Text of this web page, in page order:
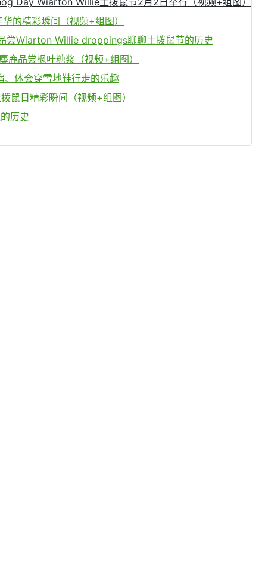
的精彩瞬间（视频+组图）
Wiarton Willie droppings聊聊土拨鼠节的历史
品尝枫叶糖浆（视频+组图）
体会穿雪地鞋行走的乐趣
鼠日精彩瞬间（视频+组图）
历史